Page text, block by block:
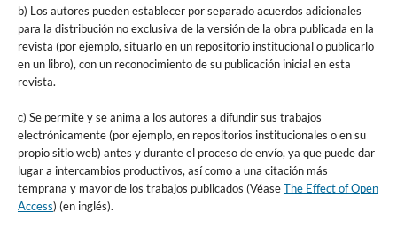
b) Los autores pueden establecer por separado acuerdos adicionales
para la distribución no exclusiva de la versión de la obra publicada en la
revista (por ejemplo, situarlo en un repositorio institucional o publicarlo
en un libro), con un reconocimiento de su publicación inicial en esta
revista.
c) Se permite y se anima a los autores a difundir sus trabajos
electrónicamente (por ejemplo, en repositorios institucionales o en su
propio sitio web) antes y durante el proceso de envío, ya que puede dar
lugar a intercambios productivos, así como a una citación más
temprana y mayor de los trabajos publicados (VéaseThe Effect of Open
Access) (en inglés).